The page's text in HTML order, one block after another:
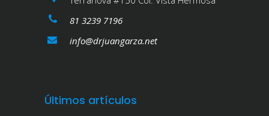
81 3239 7196
info@drjuangarza.net
Últimos artículos